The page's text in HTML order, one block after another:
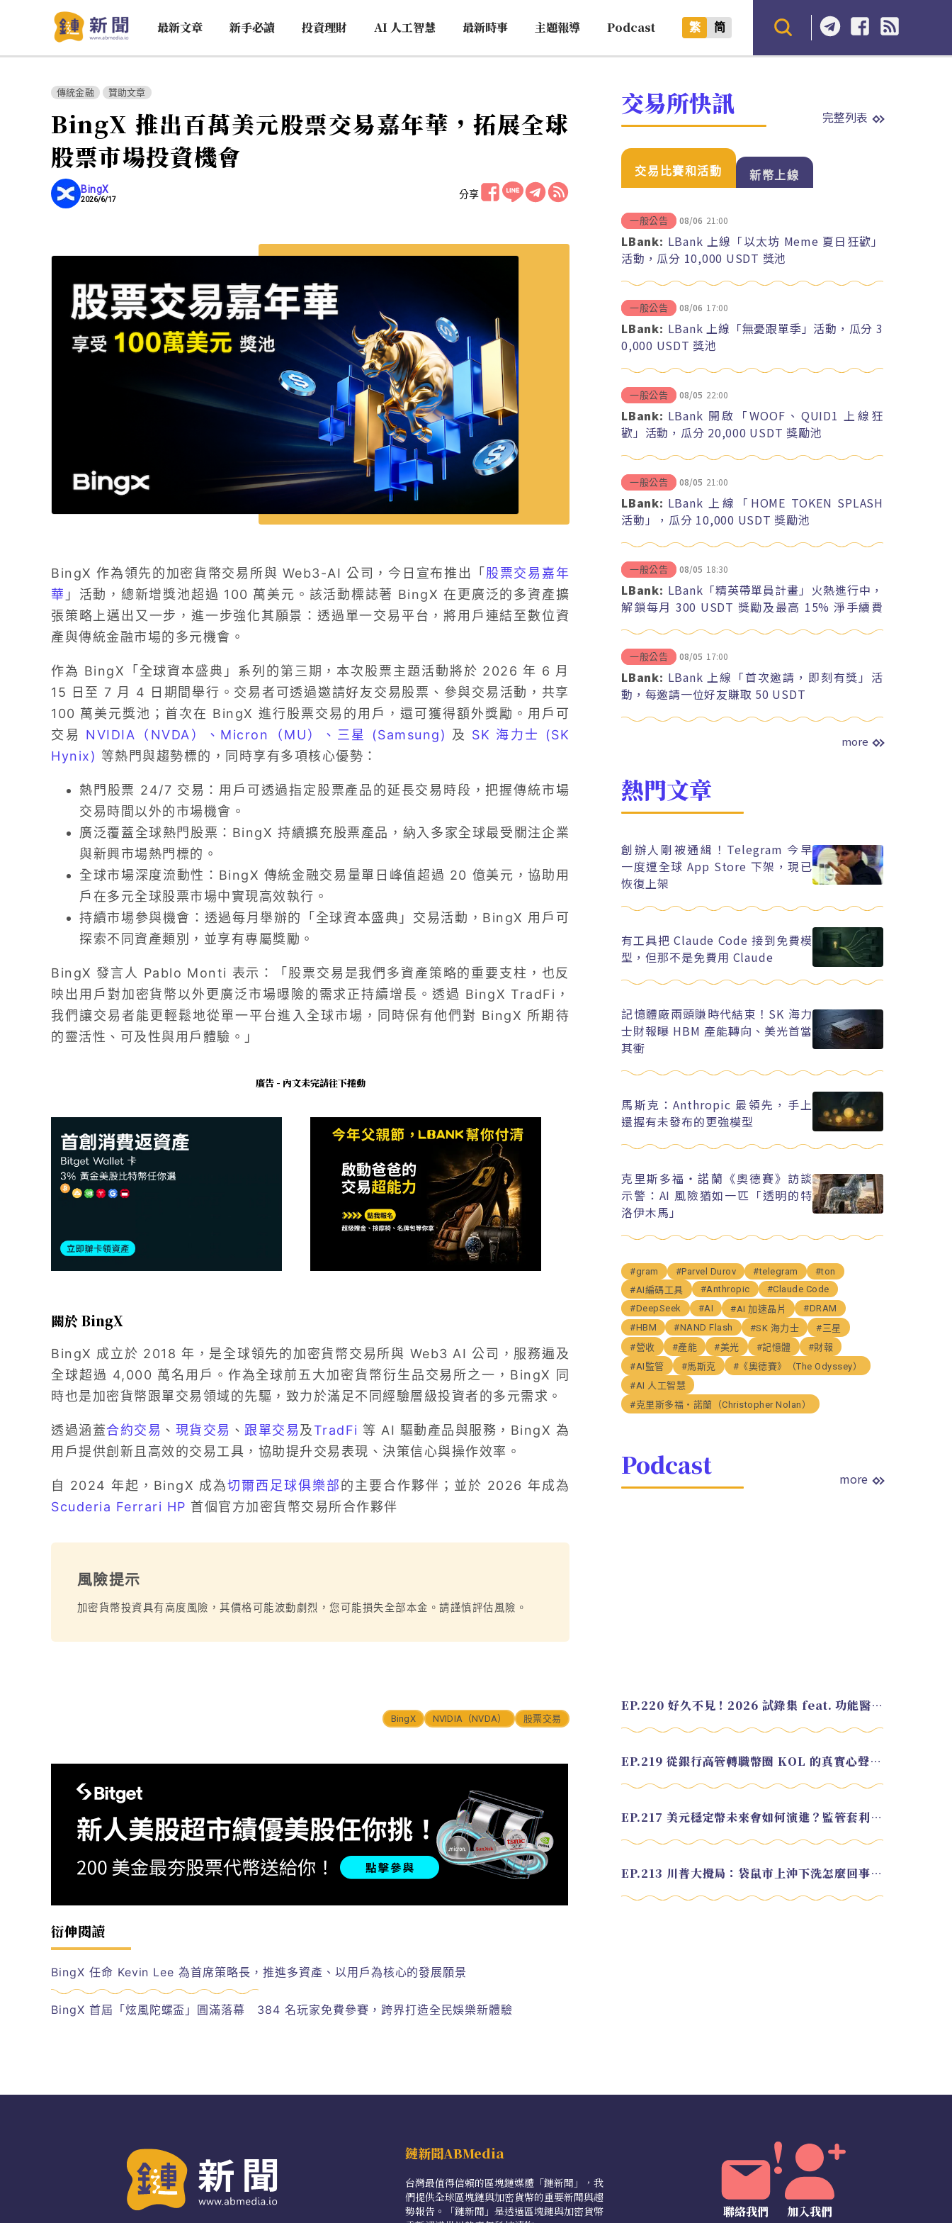
最新文章 新手必讀 投資理財 AI 人工智慧 最新時事 主題報導 Podcast 繁 简
傳統金融 贊助文章
BingX 推出百萬美元股票交易嘉年華，拓展全球
股票市場投資機會
BingX
2026/6/17 分享
BingX 作為領先的加密貨幣交易所與 Web3-AI 公司，今日宣布推出「 股票交易嘉年
華 」活動，總新增獎池超過 100 萬美元。該活動標誌著 BingX 在更廣泛的多資產擴
張策略上邁出又一步，進一步強化其願景：透過單一交易平台，將用戶連結至數位資
產與傳統金融市場的多元機會。
作為 BingX「全球資本盛典」系列的第三期，本次股票主題活動將於 2026 年 6 月
15 日至 7 月 4 日期間舉行。交易者可透過邀請好友交易股票、參與交易活動，共享
100 萬美元獎池；首次在 BingX 進行股票交易的用戶，還可獲得額外獎勵。用戶可
交易 NVIDIA（NVDA）、 Micron（MU）、 三星 (Samsung) 及 SK 海力士 (SK
Hynix) 等熱門與趨勢標的，同時享有多項核心優勢：
熱門股票 24/7 交易：用戶可透過指定股票產品的延長交易時段，把握傳統市場
交易時間以外的市場機會。
廣泛覆蓋全球熱門股票：BingX 持續擴充股票產品，納入多家全球最受關注企業
與新興市場熱門標的。
全球市場深度流動性：BingX 傳統金融交易量單日峰值超過 20 億美元，協助用
戶在多元全球股票市場中實現高效執行。
持續市場參與機會：透過每月舉辦的「全球資本盛典」交易活動，BingX 用戶可
探索不同資產類別，並享有專屬獎勵。
BingX 發言人 Pablo Monti 表示：「股票交易是我們多資產策略的重要支柱，也反
映出用戶對加密貨幣以外更廣泛市場曝險的需求正持續增長。透過 BingX TradFi，
我們讓交易者能更輕鬆地從單一平台進入全球市場，同時保有他們對 BingX 所期待
的靈活性、可及性與用戶體驗。」
廣告 - 內文未完請往下捲動
關於 BingX
BingX 成立於 2018 年，是全球領先的加密貨幣交易所與 Web3 AI 公司，服務遍及
全球超過 4,000 萬名用戶。作為全球前五大加密貨幣衍生品交易所之一，BingX 同
時也是加密貨幣跟單交易領域的先驅，致力於滿足不同經驗層級投資者的多元需求。
透過涵蓋合約交易 、 現貨交易 、 跟單交易及TradFi 等 AI 驅動產品與服務，BingX 為
用戶提供創新且高效的交易工具，協助提升交易表現、決策信心與操作效率。
自 2024 年起，BingX 成為切爾西足球俱樂部的主要合作夥伴；並於 2026 年成為
Scuderia Ferrari HP 首個官方加密貨幣交易所合作夥伴
風險提示
加密貨幣投資具有高度風險，其價格可能波動劇烈，您可能損失全部本金。請謹慎評估風險。
BingX NVIDIA（NVDA） 股票交易
衍伸閱讀
BingX 任命 Kevin Lee 為首席策略長，推進多資產、以用戶為核心的發展願景
BingX 首屆「炫風陀螺盃」圓滿落幕 384 名玩家免費參賽，跨界打造全民娛樂新體驗
交易所快訊 完整列表
交易比賽和活動 新幣上線
一般公告 08/06 21:00
LBank: LBank 上線「以太坊 Meme 夏日狂歡」
活動，瓜分 10,000 USDT 獎池
一般公告 08/06 17:00
LBank: LBank 上線「無憂跟單季」活動，瓜分 3
0,000 USDT 獎池
一般公告 08/05 22:00
LBank: LBank 開啟「WOOF、QUID1 上線狂
歡」活動，瓜分 20,000 USDT 獎勵池
一般公告 08/05 21:00
LBank: LBank 上線「HOME TOKEN SPLASH
活動」，瓜分 10,000 USDT 獎勵池
一般公告 08/05 18:30
LBank: LBank「精英帶單員計畫」火熱進行中，
解鎖每月 300 USDT 獎勵及最高 15% 淨手續費
一般公告 08/05 17:00
LBank: LBank 上線「首次邀請，即刻有獎」活
動，每邀請一位好友賺取 50 USDT
more
熱門文章
創辦人剛被通緝！Telegram 今早
一度遭全球 App Store 下架，現已
恢復上架
有工具把 Claude Code 接到免費模
型，但那不是免費用 Claude
記憶體廠兩頭賺時代結束！SK 海力
士財報曝 HBM 產能轉向、美光首當
其衝
馬斯克：Anthropic 最領先，手上
還握有未發布的更強模型
克里斯多福・諾蘭《奧德賽》訪談
示警：AI 風險猶如一匹「透明的特
洛伊木馬」
#gram #Parvel Durov #telegram
#ton
#AI編碼工具
#Anthropic
#Claude Code
#DeepSeek
#AI #AI 加速晶片
#DRAM
#HBM
#NAND Flash #SK 海力士
#三星
#營收
#產能 #美光 #記憶體
#財報
#AI監管
#馬斯克
#《奧德賽》（The Odyssey）
#AI 人工智慧
#克里斯多福・諾蘭（Christopher Nolan）
Podcast more
EP.220 好久不見！2026 試錄集 feat. 功能醫學營養師 美寶
EP.219 從銀行高管轉職幣圈 KOL 的真實心聲 feat.龜大
EP.217 美元穩定幣未來會如何演進？監管套利終將收斂？feat. 研究員 余哲安
EP.213 川普大攪局：袋鼠市上沖下洗怎麼回事？feat. Alvin
鏈新聞ABMedia
台灣最值得信賴的區塊鏈媒體「鏈新聞」，我
們提供全球區塊鏈與加密貨幣的重要新聞與趨
勢報告。「鏈新聞」是透過區塊鏈與加密貨幣
聯絡我們 加入我們